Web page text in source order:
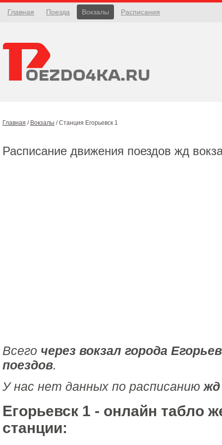
Главная Поезда Вокзалы Расписания
Главная / Вокзалы /Станция Егорьевск 1
Расписание движения поездов жд
Всего через вокзал города
поездов.
У нас нет данных по расписанию жд
Егорьевск 1 - онлайн табло
станции: